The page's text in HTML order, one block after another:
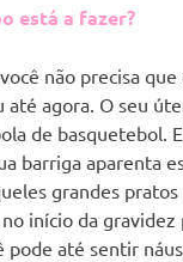
está a fazer?
não precisa
até agora. O seu
de basquetebol.
barriga aparenta
grandes
início da gravidez
pode até sentir